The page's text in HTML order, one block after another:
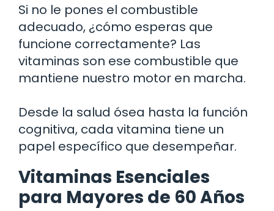
Si no le pones el combustible
adecuado, ¿cómo esperas que
funcione correctamente? Las
vitaminas son ese combustible que
mantiene nuestro motor en marcha.
Desde la salud ósea hasta la función
cognitiva, cada vitamina tiene un
papel específico que desempeñar.
Vitaminas Esenciales
para Mayores de 60 Años